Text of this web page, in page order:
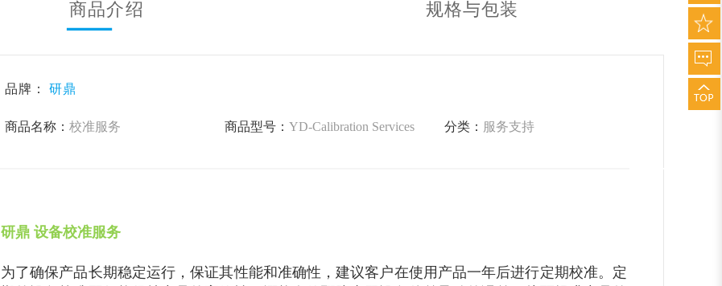
商品介绍 规格与包装
品牌：研鼎
商品名称： 校准服务 商品型号： YD-Calibration Services 分类： 服务支持
研鼎 设备校准服务
为了确保产品长期稳定运行，保证其性能和准确性，建议客户在使用产品一年后进行定期校准。定